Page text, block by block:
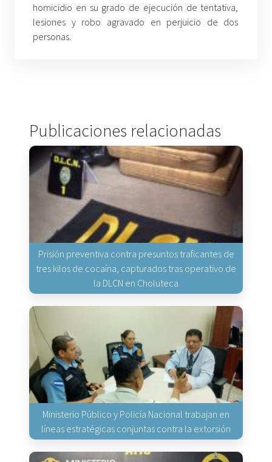
homicidio en su grado de ejecución de tentativa,
lesiones y robo agravado en perjuicio de dos
personas.
Publicaciones relacionadas
Prisión preventiva contra presuntos traficantes de
tres kilos de cocaína, capturados tras operativo de
la DLCN en Choluteca
Ministerio Público y Policía Nacional trabajan en
líneas estratégicas conjuntas contra la extorsión